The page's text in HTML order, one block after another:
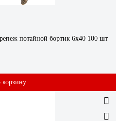
потайной бортик 6х40 100 шт
корзину